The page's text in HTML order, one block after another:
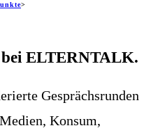
>
ELTERNTALK.
Gesprächsrunden
Konsum,